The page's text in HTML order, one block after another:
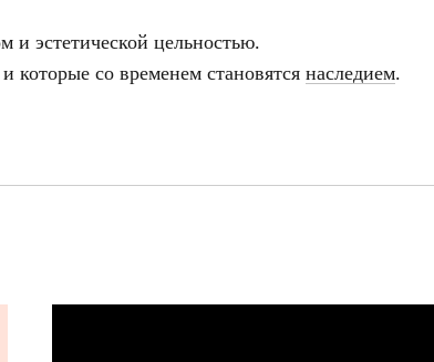
эстетической цельностью.
со временем становятся наследием.